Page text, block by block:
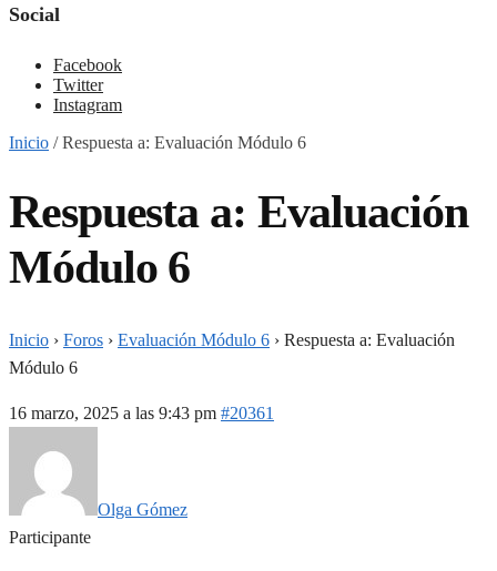
Social
Facebook
Twitter
Instagram
Inicio /Respuesta a: Evaluación Módulo 6
Respuesta a: Evaluación
Módulo 6
Inicio › Foros › Evaluación Módulo 6 › Respuesta a: Evaluación
Módulo 6
16 marzo, 2025 a las 9:43 pm #20361
Olga Gómez
Participante